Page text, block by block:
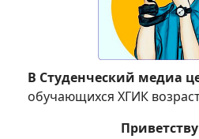
В Студенческий медиа
обучающихся ХГИК